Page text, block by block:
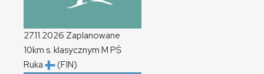
27.11.2026 Zaplanowane
10km s. klasycznym M PŚ
Ruka
(FIN)